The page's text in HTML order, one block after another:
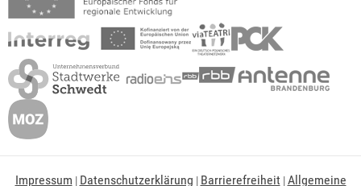
Impressum | Datenschutzerklärung | Barrierefreiheit|Allgemeine